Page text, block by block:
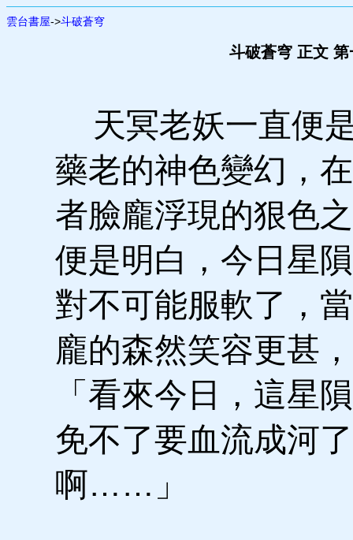
雲台書屋->斗破蒼穹
斗破蒼穹 正文
天冥老妖一直便
藥老的神色變幻，
者臉龐浮現的狠色
便是明白，今日星
對不可能服軟了，
龐的森然笑容更甚
「看來今日，這星
免不了要血流成河了
啊……」